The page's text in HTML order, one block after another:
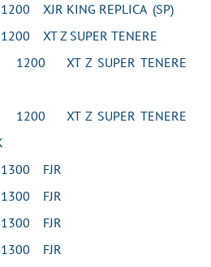
XJR KING REPLICA (SP)
XT Z SUPER TENERE
1200 XT Z SUPER TENERE
1200 XT Z SUPER TENERE
FJR
FJR
FJR
FJR